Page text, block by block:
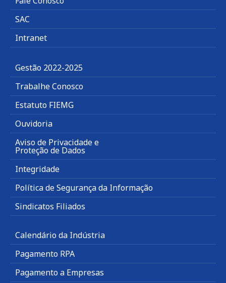
SAC
Intranet
Gestão 2022-2025
Trabalhe Conosco
Estatuto FIEMG
Ouvidoria
Aviso de Privacidade e
Proteção de Dados
Integridade
Política de Segurança da Informação
Sindicatos Filiados
Calendário da Indústria
Pagamento RPA
Pagamento a Empresas